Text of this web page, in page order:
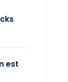
est